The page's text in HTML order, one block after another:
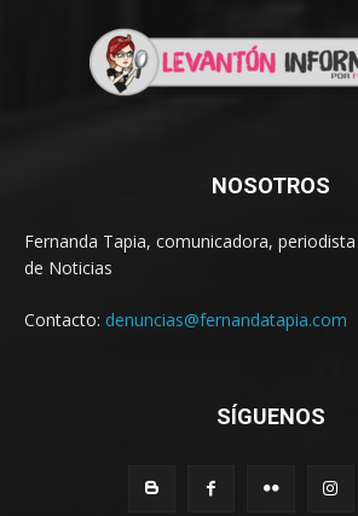
NOSOTROS
Fernanda Tapia, comunicadora,
de Noticias
Contacto: denuncias@fernandatapia.com
SÍGUENOS